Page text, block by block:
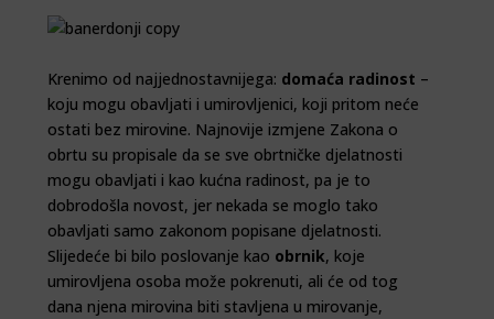
Krenimo od najjednostavnijega: domaća radinost –
koju mogu obavljati i umirovljenici, koji pritom neće
ostati bez mirovine. Najnovije izmjene Zakona o
obrtu su propisale da se sve obrtničke djelatnosti
mogu obavljati i kao kućna radinost, pa je to
dobrodošla novost, jer nekada se moglo tako
obavljati samo zakonom popisane djelatnosti.
Slijedeće bi bilo poslovanje kao obrnik, koje
umirovljena osoba može pokrenuti, ali će od tog
dana njena mirovina biti stavljena u mirovanje,